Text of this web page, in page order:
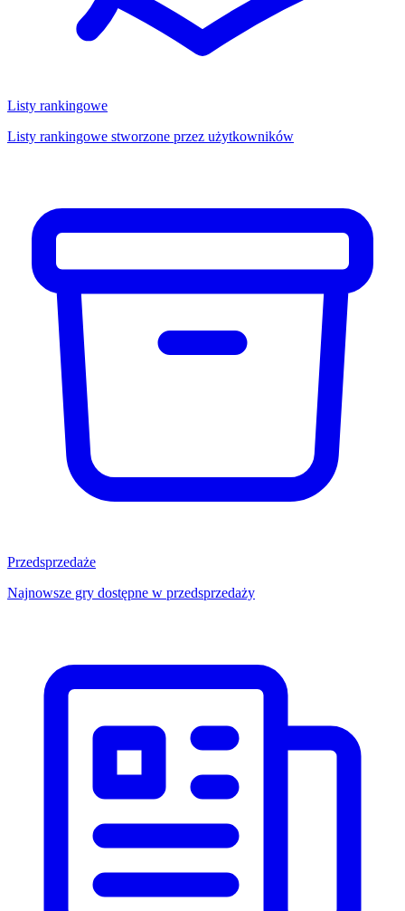
Listy rankingowe
Listy rankingowe stworzone przez użytkowników
Przedsprzedaże
Najnowsze gry dostępne w przedsprzedaży